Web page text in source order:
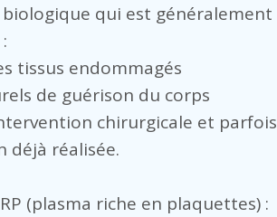
qui est généralement
tissus endommagés
de guérison du corps
chirurgicale et parfois
déjà réalisée.
(plasma riche en plaquettes) :